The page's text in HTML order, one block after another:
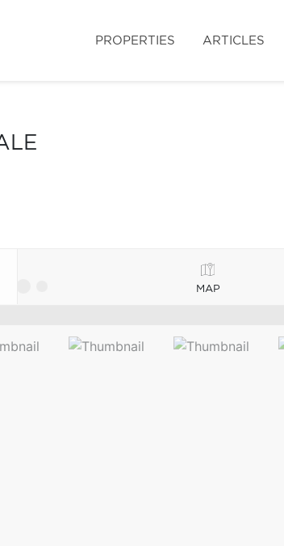
PROPERTIES ARTICLES
MAP